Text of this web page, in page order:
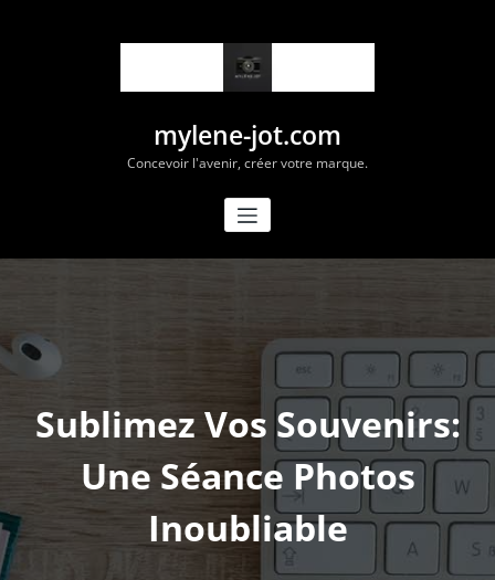
mylene-jot.com
Concevoir l'avenir, créer votre marque.
Sublimez Vos Souvenirs:
Une Séance Photos
Inoubliable